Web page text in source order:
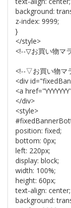
background:
z-index: 9999;
}
</style>
<!--▽お買い物マ
<!--▽お買い物マ
<div
<a
</div>
<style>
position: fixed;
bottom: 0px;
left: 220px;
display: block;
width: 100%;
height: 60px;
text-align: center;
background: